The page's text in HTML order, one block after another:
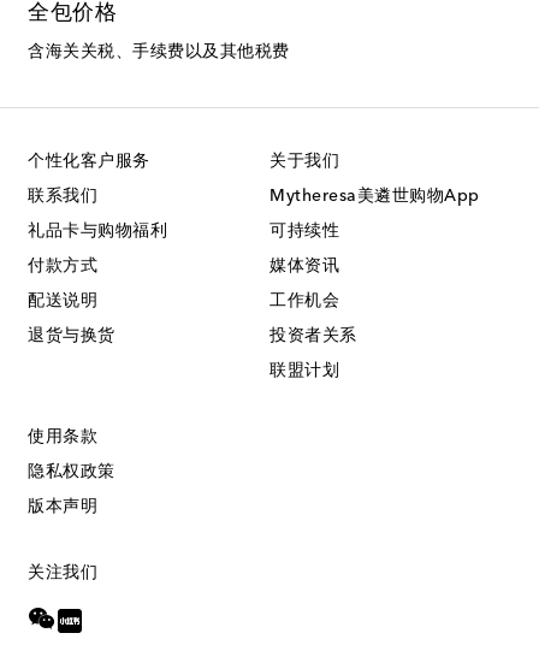
全包价格
含海关关税、手续费以及其他税费
个性化客户服务
联系我们
礼品卡与购物福利
付款方式
配送说明
退货与换货
关于我们
Mytheresa美遴世购物App
可持续性
媒体资讯
工作机会
投资者关系
联盟计划
使用条款
隐私权政策
版本声明
关注我们